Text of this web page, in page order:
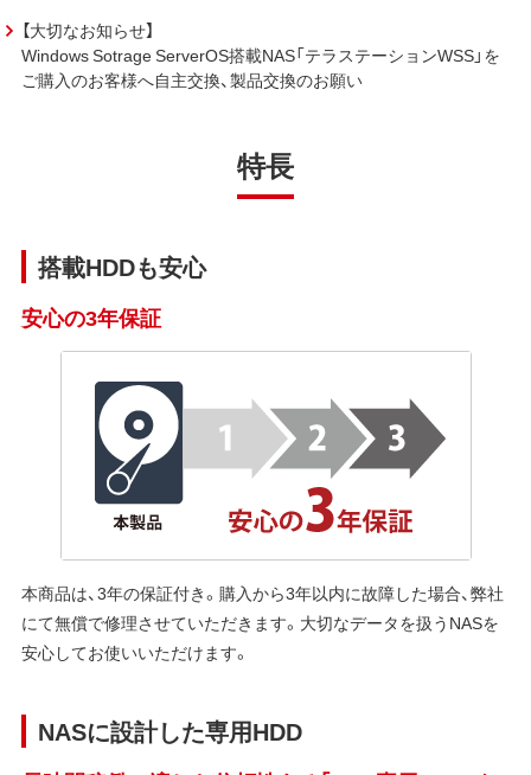
【大切なお知らせ】
Windows Sotrage ServerOS搭載NAS「テラステーションWSS」を
ご購入のお客様へ自主交換、製品交換のお願い
特長
搭載HDDも安心
安心の3年保証
本商品は、3年の保証付き。購入から3年以内に故障した場合、弊社
にて無償で修理させていただきます。大切なデータを扱うNASを
安心してお使いいただけます。
NASに設計した専用HDD